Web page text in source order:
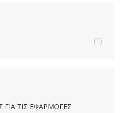
(1)
ΓΙΑ ΤΙΣ ΕΦΑΡΜΟΓΕΣ